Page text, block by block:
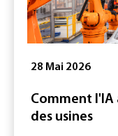
28 Mai 2026
Comment
des usines